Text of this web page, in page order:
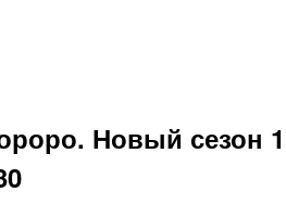
Новый сезон 1